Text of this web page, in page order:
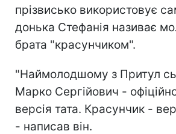
прізвисько використовує
донька Стефанія називає
брата "красунчиком".
"Наймолодшому з Притул
Марко Сергійович -
версія тата. Красунчик -
- написав він.